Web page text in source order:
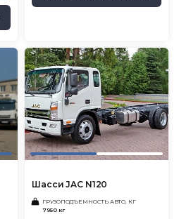
Шасси JAC N120
ГРУЗОПОДЪЕМНОСТЬ АВТО, КГ
7950 кг